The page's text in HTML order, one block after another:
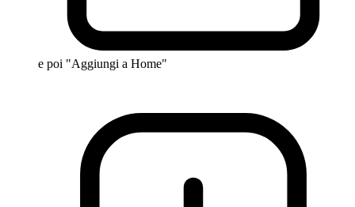
e poi "Aggiungi a Home"